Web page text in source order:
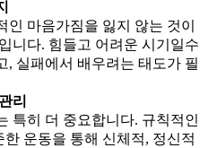
인 마음가짐을 잃지 않는 것이
니다. 힘들고 어려운 시기일수
, 실패에서 배우려는 태도가 필
리
특히 더 중요합니다. 규칙적인
운동을 통해 신체적, 정신적